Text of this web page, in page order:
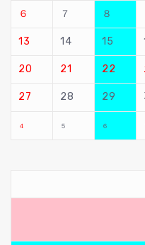
６ ７ ８
13 14 15
20 21 22
27 28 29
４ ５ ６